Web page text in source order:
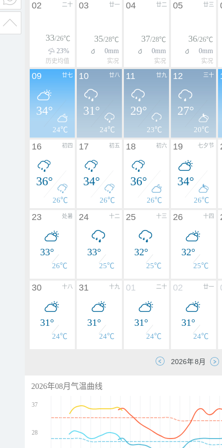
二十
02
33/26℃
23%
历史均值
廿一
03
35/28℃
0mm
实况
廿二
04
37/28℃
0mm
实况
廿三
05
36/26℃
0mm
实况
廿七
09
34°
24℃
廿八
10
31°
24℃
廿九
11
29°
23℃
三十
12
27°
20℃
初四
16
36°
26℃
初五
17
34°
26℃
初六
18
36°
26℃
七夕节
19
34°
26℃
处暑
23
33°
26℃
十二
24
33°
25℃
十三
25
32°
25℃
十四
26
32°
25℃
十八
30
31°
24℃
十九
31
31°
24℃
二十
01
31°
24℃
廿一
02
31°
24℃
2026年08月气温曲线
37
28